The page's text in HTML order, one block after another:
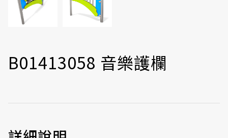
B01413058 音樂護欄